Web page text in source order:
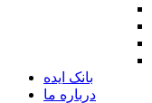
بانک ایده
درباره ما